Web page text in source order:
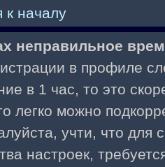
к началу
неправильное
в профиле
в 1 час, то это
легко можно
учти, что для
настроек,